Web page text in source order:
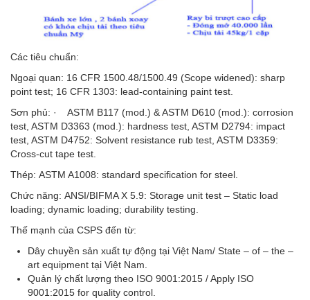
Các tiêu chuẩn:
Ngoại quan: 16 CFR 1500.48/1500.49 (Scope widened): sharp
point test; 16 CFR 1303: lead-containing paint test.
Sơn phủ: · ASTM B117 (mod.) & ASTM D610 (mod.): corrosion
test, ASTM D3363 (mod.): hardness test, ASTM D2794: impact
test, ASTM D4752: Solvent resistance rub test, ASTM D3359:
Cross-cut tape test.
Thép: ASTM A1008: standard specification for steel.
Chức năng: ANSI/BIFMA X 5.9: Storage unit test – Static load
loading; dynamic loading; durability testing.
Thế mạnh của CSPS đến từ:
Dây chuyền sản xuất tự động tại Việt Nam/ State – of – the –
art equipment tại Việt Nam.
Quản lý chất lượng theo ISO 9001:2015 / Apply ISO
9001:2015 for quality control.